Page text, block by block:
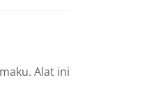
Alat ini